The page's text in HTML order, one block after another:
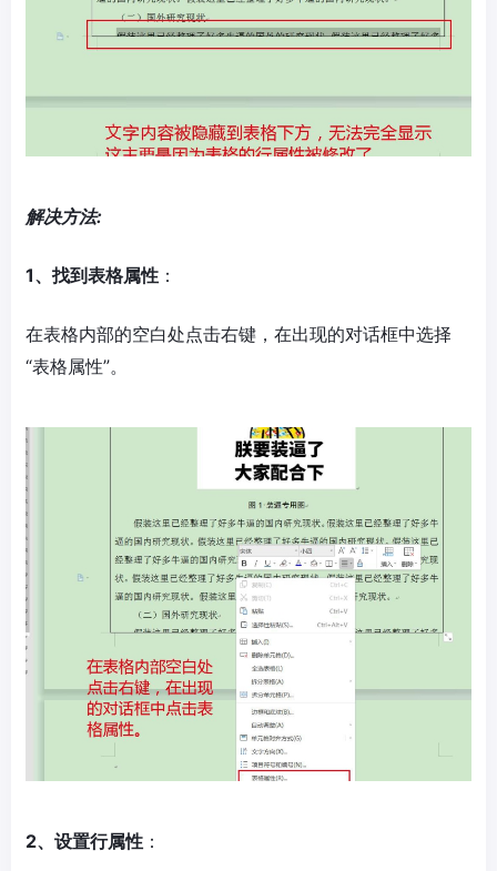
解决方法:
1、找到表格属性 ：
在表格内部的空白处点击右键，在出现的对话框中选择
“表格属性”。
2、设置行属性 ：